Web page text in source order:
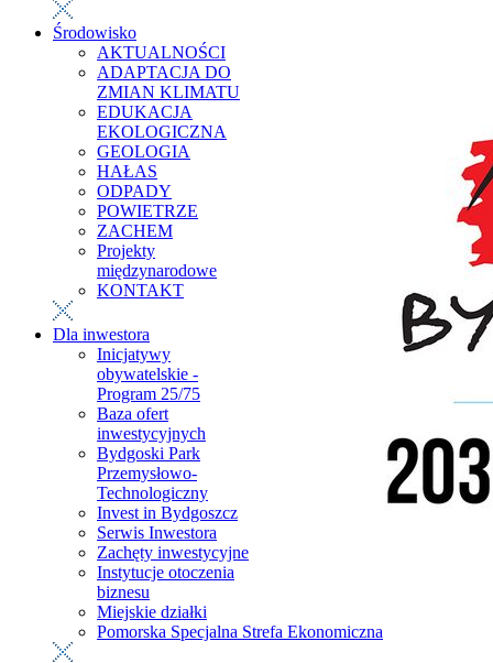
Środowisko
AKTUALNOŚCI
ADAPTACJA DO
ZMIAN KLIMATU
EDUKACJA
EKOLOGICZNA
GEOLOGIA
HAŁAS
ODPADY
POWIETRZE
ZACHEM
Projekty
międzynarodowe
KONTAKT
Dla inwestora
Inicjatywy
obywatelskie -
Program 25/75
Baza ofert
inwestycyjnych
Bydgoski Park
Przemysłowo-
Technologiczny
Invest in Bydgoszcz
Serwis Inwestora
Zachęty inwestycyjne
Instytucje otoczenia
biznesu
Miejskie działki
Pomorska Specjalna Strefa Ekonomiczna